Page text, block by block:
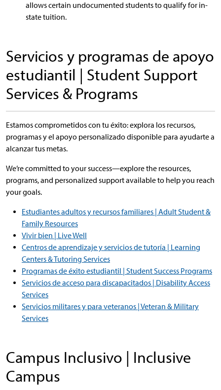
allows certain undocumented students to qualify for in-
state tuition.
Servicios y programas de apoyo
estudiantil | Student Support
Services & Programs
Estamos comprometidos con tu éxito: explora los recursos,
programas y el apoyo personalizado disponible para ayudarte a
alcanzar tus metas.
We’re committed to your success—explore the resources,
programs, and personalized support available to help you reach
your goals.
Estudiantes adultos y recursos familiares | Adult Student &
Family Resources
Vivir bien | Live Well
Centros de aprendizaje y servicios de tutoría | Learning
Centers & Tutoring Services
Programas de éxito estudiantil | Student Success Programs
Servicios de acceso para discapacitados | Disability Access
Services
Servicios militares y para veteranos | Veteran & Military
Services
Campus Inclusivo | Inclusive
Campus